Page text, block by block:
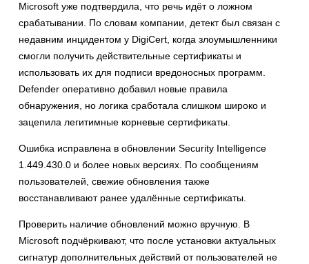
Microsoft уже подтвердила, что речь идёт о ложном
срабатывании. По словам компании, детект был связан с
недавним инцидентом у DigiCert, когда злоумышленники
смогли получить действительные сертификаты и
использовать их для подписи вредоносных программ.
Defender оперативно добавил новые правила
обнаружения, но логика сработала слишком широко и
зацепила легитимные корневые сертификаты.
Ошибка исправлена в обновлении Security Intelligence
1.449.430.0 и более новых версиях. По сообщениям
пользователей, свежие обновления также
восстанавливают ранее удалённые сертификаты.
Проверить наличие обновлений можно вручную. В
Microsoft подчёркивают, что после установки актуальных
сигнатур дополнительных действий от пользователей не